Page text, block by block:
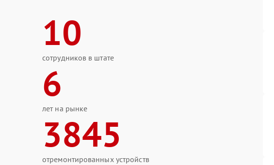
10
сотрудников в штате
6
лет на рынке
3845
отремонтированных устройств